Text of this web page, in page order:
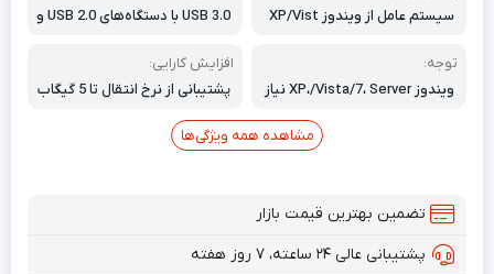
سیستم عامل از ویندوز XP/Vist
USB 3.0 با دستگاه‌های USB 2.0 و
سوکت‌های PCI Express x1، x4،
x8 یا x16 سازگار است.
توجه:
ویندوز XP،/Vista/7، Server نیاز
Mac OS 10.8.2 به بالا نیازی به در
افزایش کارایی:
پشتیبانی از نرخ انتقال تا 5 گیگاب
های HD، موسیقی، عکس‌ها، فایمشاهده همه ویژگی‌ها
تضمین بهترین قیمت بازار
پشتیبانی عالی ۲۴ ساعته، ۷ روز هفته